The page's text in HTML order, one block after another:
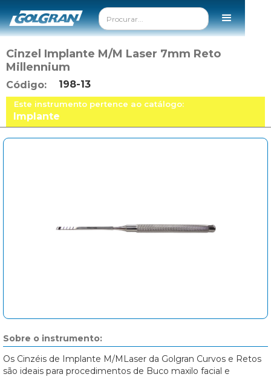
Cinzel Implante M/M Laser 7mm Reto
Millennium
Código: 198-13
Este instrumento pertence ao catálogo:
Implante
Sobre o instrumento:
Os Cinzéis de Implante M/MLaser da Golgran Curvos e Retos
são ideais para procedimentos de Buco maxilo facial e